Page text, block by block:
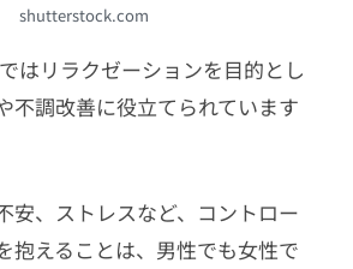
shutterstock.com
はリラクゼーションを目的とし
不調改善に役立てられています
安、ストレスなど、コントロー
抱えることは、男性でも女性で